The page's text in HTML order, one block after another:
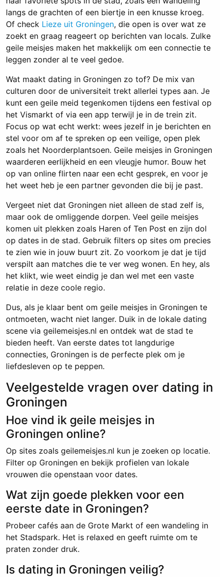
langs de grachten of een biertje in een knusse kroeg.
Of check Lieze uit Groningen, die open is over wat ze
zoekt en graag reageert op berichten van locals. Zulke
geile meisjes maken het makkelijk om een connectie te
leggen zonder al te veel gedoe.
Wat maakt dating in Groningen zo tof? De mix van
culturen door de universiteit trekt allerlei types aan. Je
kunt een geile meid tegenkomen tijdens een festival op
het Vismarkt of via een app terwijl je in de trein zit.
Focus op wat echt werkt: wees jezelf in je berichten en
stel voor om af te spreken op een veilige, open plek
zoals het Noorderplantsoen. Geile meisjes in Groningen
waarderen eerlijkheid en een vleugje humor. Bouw het
op van online flirten naar een echt gesprek, en voor je
het weet heb je een partner gevonden die bij je past.
Vergeet niet dat Groningen niet alleen de stad zelf is,
maar ook de omliggende dorpen. Veel geile meisjes
komen uit plekken zoals Haren of Ten Post en zijn dol
op dates in de stad. Gebruik filters op sites om precies
te zien wie in jouw buurt zit. Zo voorkom je dat je tijd
verspilt aan matches die te ver weg wonen. En hey, als
het klikt, wie weet eindig je dan wel met een vaste
relatie in deze coole regio.
Dus, als je klaar bent om geile meisjes in Groningen te
ontmoeten, wacht niet langer. Duik in de lokale dating
scene via geilemeisjes.nl en ontdek wat de stad te
bieden heeft. Van eerste dates tot langdurige
connecties, Groningen is de perfecte plek om je
liefdesleven op te peppen.
Veelgestelde vragen over dating in
Groningen
Hoe vind ik geile meisjes in
Groningen online?
Op sites zoals geilemeisjes.nl kun je zoeken op locatie.
Filter op Groningen en bekijk profielen van lokale
vrouwen die openstaan voor dates.
Wat zijn goede plekken voor een
eerste date in Groningen?
Probeer cafés aan de Grote Markt of een wandeling in
het Stadspark. Het is relaxed en geeft ruimte om te
praten zonder druk.
Is dating in Groningen veilig?